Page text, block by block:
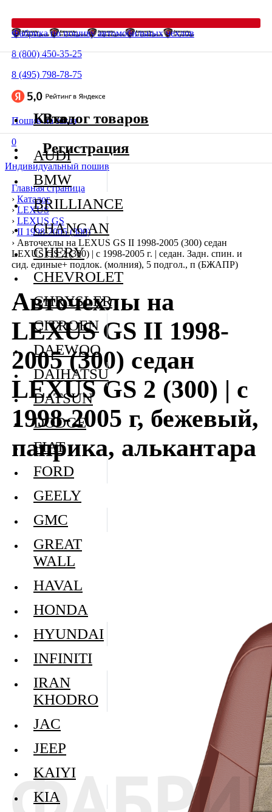
Фабрика по пошиву автомобильных чехлов
8 (800) 450-35-25
8 (495) 798-78-75
Пошив на заказ
0
Индивидуальный пошив
Главная страница
› Каталог
› LEXUS
› LEXUS GS
› II 1998-2005 (300)
› Авточехлы на LEXUS GS II 1998-2005 (300) седан
LEXUS GS 2 (300) | с 1998-2005 г. | седан. Задн. спин. и
сид. единые+ подлок. (молния), 5 подгол., п (БЖАПР)
Авточехлы на
LEXUS GS II 1998-
2005 (300) седан
LEXUS GS 2 (300) | с
1998-2005 г, бежевый,
паприка, алькантара
Каталог товаров
AUDI
BMW
BRILLIANCE
CHANGAN
CHERY
CHEVROLET
CHRYSLER
CITROEN
DAEWOO
DAIHATSU
DATSUN
DODGE
FIAT
FORD
GEELY
GMC
GREAT
WALL
HAVAL
HONDA
HYUNDAI
INFINITI
IRAN
KHODRO
JAC
JEEP
KAIYI
KIA
Вход
Регистрация